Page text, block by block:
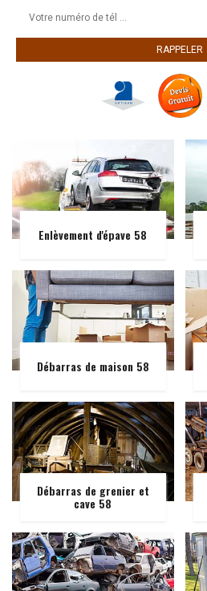
Enlèvement d'épave 58
Débarras de maison 58
Débarras de grenier et
cave 58